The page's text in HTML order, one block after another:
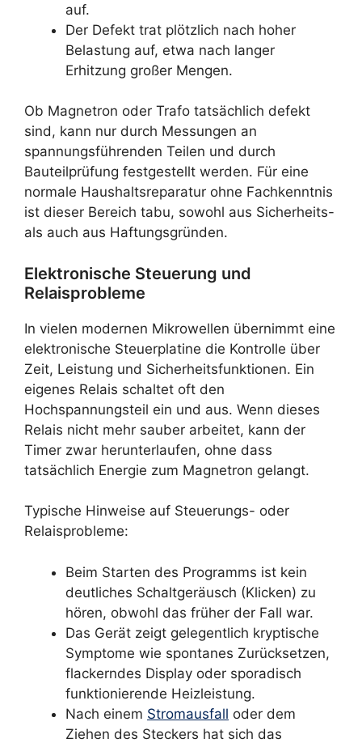
auf.
Der Defekt trat plötzlich nach hoher
Belastung auf, etwa nach langer
Erhitzung großer Mengen.
Ob Magnetron oder Trafo tatsächlich defekt
sind, kann nur durch Messungen an
spannungsführenden Teilen und durch
Bauteilprüfung festgestellt werden. Für eine
normale Haushaltsreparatur ohne Fachkenntnis
ist dieser Bereich tabu, sowohl aus Sicherheits-
als auch aus Haftungsgründen.
Elektronische Steuerung und
Relaisprobleme
In vielen modernen Mikrowellen übernimmt eine
elektronische Steuerplatine die Kontrolle über
Zeit, Leistung und Sicherheitsfunktionen. Ein
eigenes Relais schaltet oft den
Hochspannungsteil ein und aus. Wenn dieses
Relais nicht mehr sauber arbeitet, kann der
Timer zwar herunterlaufen, ohne dass
tatsächlich Energie zum Magnetron gelangt.
Typische Hinweise auf Steuerungs- oder
Relaisprobleme:
Beim Starten des Programms ist kein
deutliches Schaltgeräusch (Klicken) zu
hören, obwohl das früher der Fall war.
Das Gerät zeigt gelegentlich kryptische
Symptome wie spontanes Zurücksetzen,
flackerndes Display oder sporadisch
funktionierende Heizleistung.
Nach einem Stromausfall oder dem
Ziehen des Steckers hat sich das